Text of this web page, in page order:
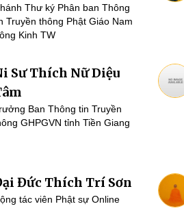
Thư ký Phân ban Thông
Truyền thông Phật Giáo Nam
Kinh TW
Sư Thích Nữ Diệu
Ban Thông tin Truyền
GHPGVN tỉnh Tiền Giang
Đức Thích Trí Sơn
tác viên Phật sự Online